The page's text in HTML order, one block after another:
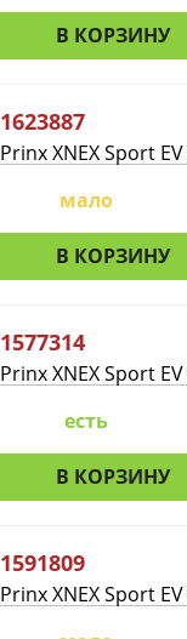
В КОРЗИНУ
1623887
Prinx XNEX Sport EV
мало
В КОРЗИНУ
1577314
Prinx XNEX Sport EV
есть
В КОРЗИНУ
1591809
Prinx XNEX Sport EV